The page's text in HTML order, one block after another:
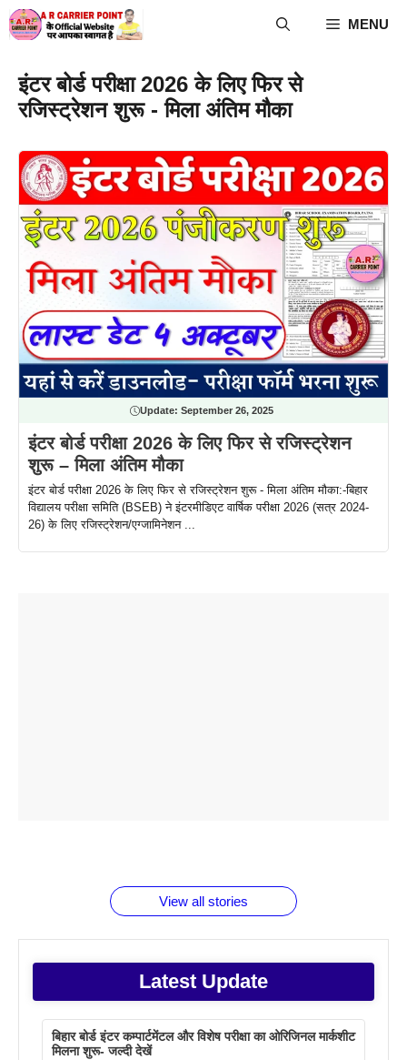
Skip
to
MENU
इंटर बोर्ड परीक्षा 2026 के लिए फिर से
रजिस्ट्रेशन शुरू - मिला अंतिम मौका
Update: September 26, 2025
इंटर बोर्ड परीक्षा 2026 के लिए फिर से रजिस्ट्रेशन
शुरू – मिला अंतिम मौका
इंटर बोर्ड परीक्षा 2026 के लिए फिर से रजिस्ट्रेशन शुरू - मिला अंतिम मौका:-बिहार
विद्यालय परीक्षा समिति (BSEB) ने इंटरमीडिएट वार्षिक परीक्षा 2026 (सत्र 2024-
26) के लिए रजिस्ट्रेशन/एग्जामिनेशन ...
View all stories
Latest Update
बिहार बोर्ड इंटर कम्पार्टमेंटल और विशेष परीक्षा का ओरिजिनल मार्कशीट
मिलना शुरू- जल्दी देखें